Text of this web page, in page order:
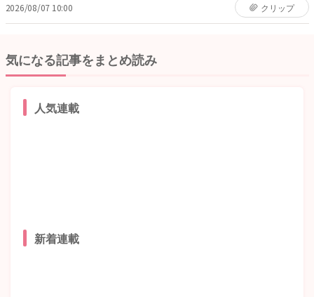
2026/08/07 10:00 クリップ
気になる記事をまとめ読み
人気連載
新着連載